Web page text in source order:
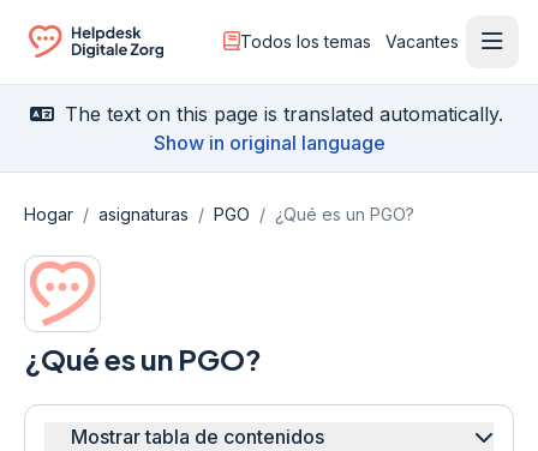
Ga naar de homepagina
Todos los temas Vacantes
The text on this page is translated automatically.
Show in original language
Hogar / asignaturas / PGO / ¿Qué es un PGO?
¿Qué es un PGO?
Mostrar tabla de contenidos